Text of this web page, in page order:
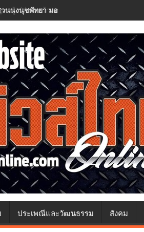
ผู้เร่ร่อน สร้างความปลอดภัยประชาชน
ประเพณีและวัฒนธรรม สังคม